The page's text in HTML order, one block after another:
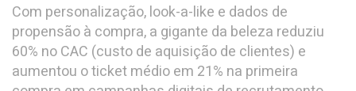
Com personalização, look-a-like e dados de
propensão à compra, a gigante da beleza reduziu
60% no CAC (custo de aquisição de clientes) e
aumentou o ticket médio em 21% na primeira